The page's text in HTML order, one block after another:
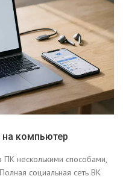
компьютер
ПК несколькими способами,
социальная сеть ВК